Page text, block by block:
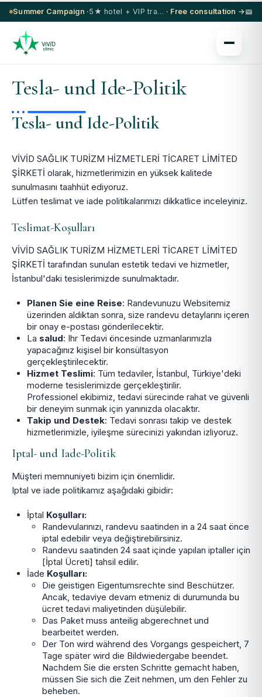
Summer Campaign · 5★ hotel + VIP transfer on select procedures · Free consultation →
Tesla- und Ide-Politik
Tesla- und Ide-Politik
VİVİD SAĞLIK TURİZM HİZMETLERİ TİCARET LİMİTED
ŞİRKETİ olarak, hizmetlerimizin en yüksek kalitede
sunulmasını taahhüt ediyoruz.
Lütfen teslimat ve iade politikalarımızı dikkatlice inceleyiniz.
Teslimat-Koşulları
VİVİD SAĞLIK TURİZM HİZMETLERİ TİCARET LİMİTED
ŞİRKETİ tarafından sunulan estetik tedavi ve hizmetler,
İstanbul'daki tesislerimizde sunulmaktadır.
Planen Sie eine Reise: Randevunuzu Websitemiz
üzerinden aldıktan sonra, size randevu detaylarını içeren
bir onay e-postası gönderilecektir.
La salud: Ihr Tedavi öncesinde uzmanlarımızla
yapacağınız kişisel bir konsültasyon
gerçekleştirilecektir.
Hizmet Teslimi: Tüm tedaviler, İstanbul, Türkiye'deki
moderne tesislerimizde gerçekleştirilir.
Professionel ekibimiz, tedavi sürecinde rahat ve güvenli
bir deneyim sunmak için yanınızda olacaktır.
Takip und Destek: Tedavi sonrası takip ve destek
hizmetlerimizle, iyileşme sürecinizi yakından izliyoruz.
Iptal- und Iade-Politik
Müşteri memnuniyeti bizim için önemlidir.
Iptal ve iade politikamız aşağıdaki gibidir:
İptal Koşulları:
Randevularınızı, randevu saatinden in a 24 saat önce
iptal edebilir veya değiştirebilirsiniz.
Randevu saatinden 24 saat içinde yapılan iptaller için
[İptal Ücreti] tahsil edilir.
İade Koşulları:
Die geistigen Eigentumsrechte sind Beschützer.
Ancak, tedaviye devam etmeniz di durumunda bu
ücret tedavi maliyetinden düşülebilir.
Das Paket muss anteilig abgerechnet und
bearbeitet werden.
Der Ton wird während des Vorgangs gespeichert, 7
Tage später wird die Bildwiedergabe beendet.
Nachdem Sie die ersten Schritte gemacht haben,
müssen Sie sich die Zeit nehmen, um den Fehler zu
beheben.